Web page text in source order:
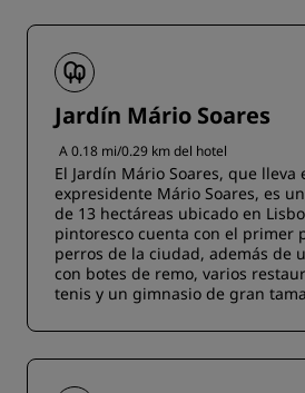
Jardín Mário Soares
A 0.18 mi/0.29 km del hotel
El Jardín Mário Soares, que lleva
expresidente Mário Soares, es
de 13 hectáreas ubicado en
pintoresco cuenta con el primer
perros de la ciudad, además de
con botes de remo, varios
tenis y un gimnasio de gran